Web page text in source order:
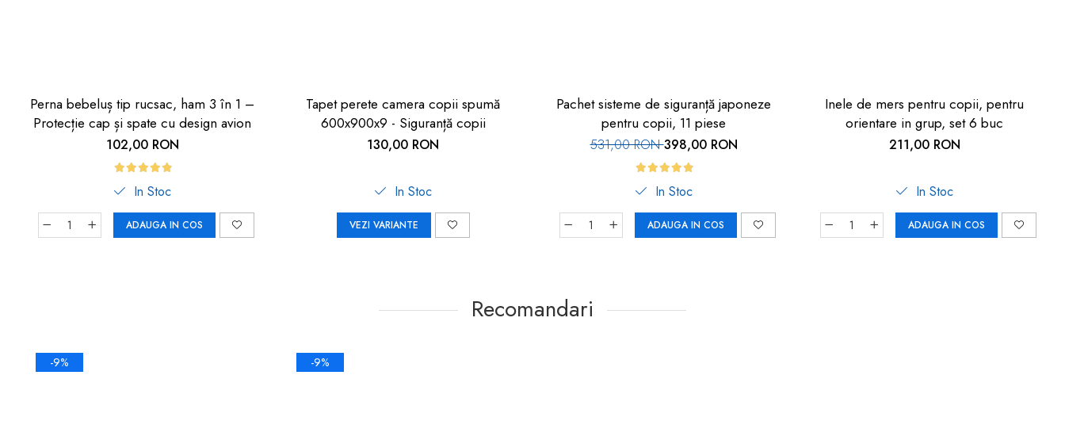
Perna bebeluș tip rucsac, ham 3 în 1 –
Protecție cap și spate cu design avion
102,00 RON
In Stoc
ADAUGA IN COS
Tapet perete camera copii spumă
600x900x9 - Siguranță copii
130,00 RON
In Stoc
VEZI VARIANTE
Pachet sisteme de siguranță japoneze
pentru copii, 11 piese
531,00 RON398,00 RON
In Stoc
ADAUGA IN COS
Inele de mers pentru copii, pentru
orientare in grup, set 6 buc
211,00 RON
In Stoc
ADAUGA IN COS
Recomandari
-9% -9%